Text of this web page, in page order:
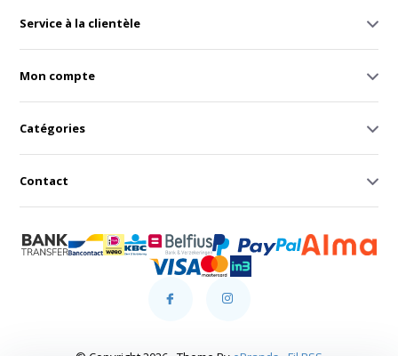
Service à la clientèle
Mon compte
Catégories
Contact